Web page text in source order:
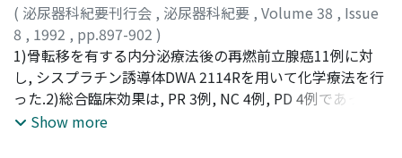
( 泌尿器科紀要刊行会 , 泌尿器科紀要 , Volume 38 , Issue
8 , 1992 , pp.897-902 )
荒井, 陽一;松田, 公志;賀本, 敏行;橋村, 孝幸;大石, 賢二;
竹内, 秀雄;吉田, 修;Arai, Yoichi;Matsuda, Tadashi;
Kamoto, Toshiyuki;Hashimura, Takayuki; Oishi, Kenji
Takeuchi, Hideo
1)骨転移を有する内分泌療法後の再燃前立腺癌11例に対
し, シスプラチン誘導体DWA 2114Rを用いて化学療法を行
った.2)総合臨床効果は, PR 3例, NC 4例, PD 4例であっ
た.3) 6例に疼痛の有意な改善がえられ, うち5例では疼痛の
Show more